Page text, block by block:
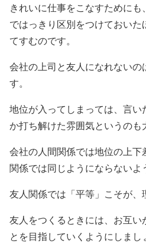
きれいに仕事をこなすためにも
ではっきり区別をつけておいた
てすむのです。
会社の上司と友人になれないの
す。
地位が入ってしまっては、言い
か打ち解けた雰囲気というのも
会社の人間関係では地位の上下
関係では同じようにならないよ
友人関係では「平等」こそが、
友人をつくるときには、お互い
とを目指していくようにしまし